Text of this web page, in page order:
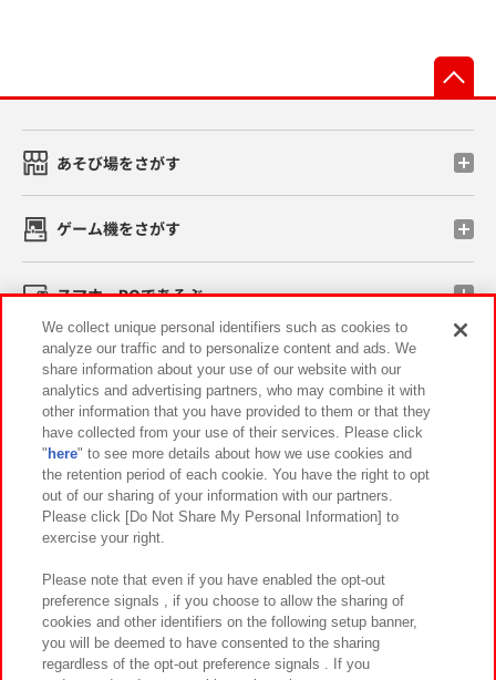
あそび場をさがす
ゲーム機をさがす
スマホ・PCであそぶ
イベント・キャンペーン
関連会社 サステナビリティ サイトポリシー
プライバシーポリシー ウェブアクセシビリティ方針と検証結果
お取引先さまとともに
カスタマーハラスメント対応方針 よくあるご質問・お問い合わせ
We collect unique personal identifiers such as cookies to
analyze our traffic and to personalize content and ads. We
share information about your use of our website with our
analytics and advertising partners, who may combine it with
other information that you have provided to them or that they
have collected from your use of their services. Please click
" here" to see more details about how we use cookies and
the retention period of each cookie. You have the right to opt
out of our sharing of your information with our partners.
Please click [Do Not Share My Personal Information] to
exercise your right.
Please note that even if you have enabled the opt-out
preference signals , if you choose to allow the sharing of
cookies and other identifiers on the following setup banner,
you will be deemed to have consented to the sharing
regardless of the opt-out preference signals . If you